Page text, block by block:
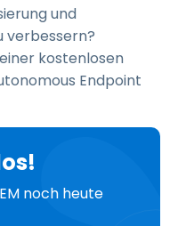
und
verbessern?
kostenlosen
Endpoint
noch heute